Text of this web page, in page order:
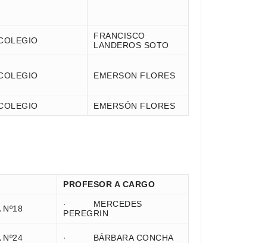
FRANCISCO
LANDEROS SOTO
EMERSON FLORES
EMERSÓN FLORES
PROFESOR A CARGO
· MERCEDES
PEREGRIN
· BÁRBARA CONCHA